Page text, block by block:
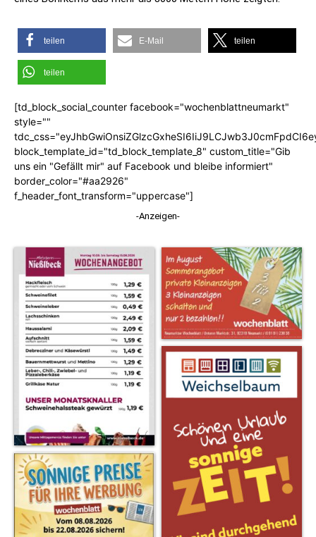
teilen E-Mail teilen
teilen
[td_block_social_counter facebook="wochenblattneumarkt"
style=""
block_template_id="td_block_template_8" custom_title="Gib
uns ein "Gefällt mir" auf Facebook und bleibe informiert"
border_color="#aa2926"
f_header_font_transform="uppercase"]
-Anzeigen-